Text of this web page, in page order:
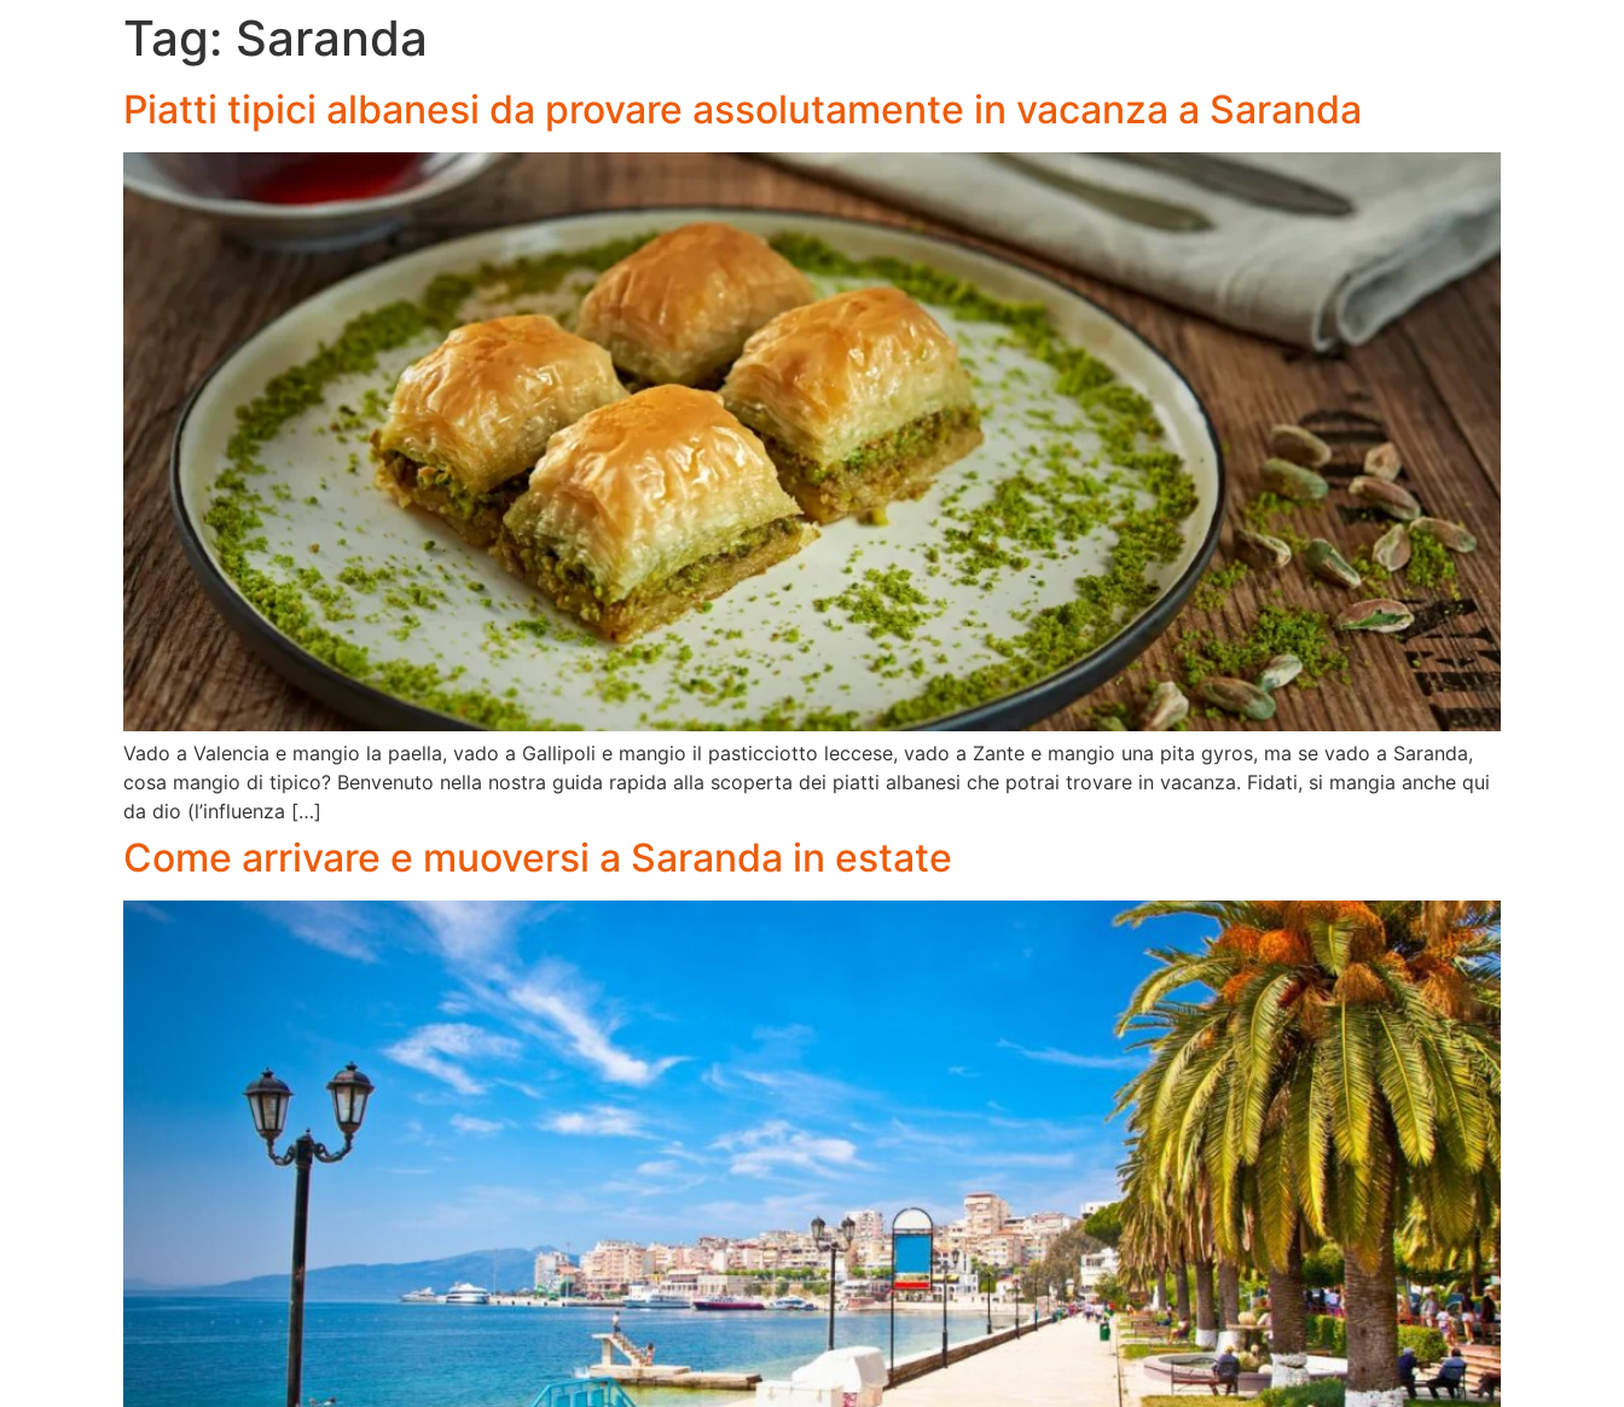
Tag: Saranda
Piatti tipici albanesi da provare assolutamente in vacanza a Saranda
Vado a Valencia e mangio la paella, vado a Gallipoli e mangio il pasticciotto leccese, vado a Zante e mangio una pita gyros, ma se vado a Saranda,
cosa mangio di tipico? Benvenuto nella nostra guida rapida alla scoperta dei piatti albanesi che potrai trovare in vacanza. Fidati, si mangia anche qui
da dio (l’influenza […]
Come arrivare e muoversi a Saranda in estate